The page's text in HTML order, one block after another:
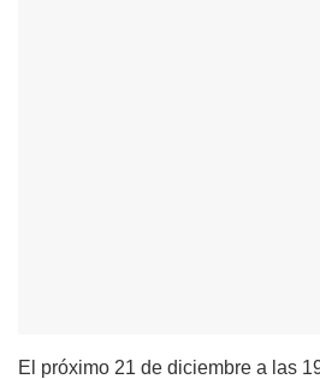
El próximo 21 de diciembre a las